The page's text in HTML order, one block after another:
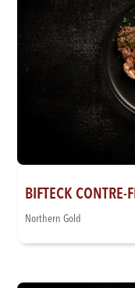
BIFTECK
Northern Gold